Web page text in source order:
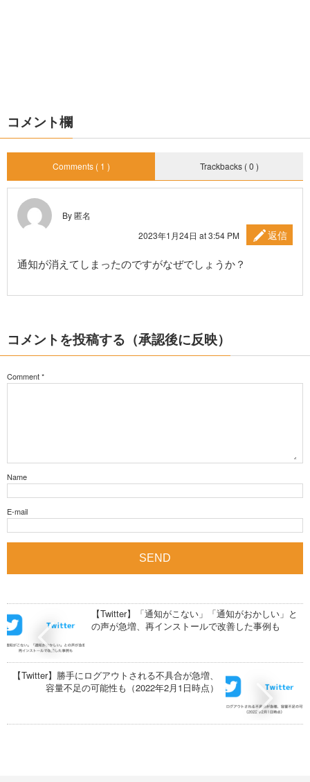
コメント欄
Comments ( 1 ) Trackbacks ( 0 )
By 匿名
2023年1月24日 at 3:54 PM
返信
通知が消えてしまったのですがなぜでしょうか？
コメントを投稿する（承認後に反映）
Comment*
Name
E-mail
【Twitter】「通知がこない」「通知がおかしい」と
の声が急増、再インストールで改善した事例も
【Twitter】勝手にログアウトされる不具合が急増、
容量不足の可能性も（2022年2月1日時点）